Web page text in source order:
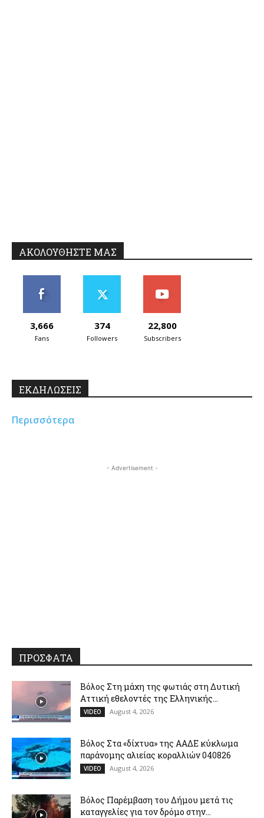
ΑΚΟΛΟΥΘΗΣΤΕ ΜΑΣ
3,666
Fans
374
Followers
22,800
Subscribers
ΕΚΔΗΛΩΣΕΙΣ
Περισσότερα
- Advertisement -
ΠΡΟΣΦΑΤΑ
Βόλος Στη μάχη της φωτιάς στη Δυτική
Αττική εθελοντές της Ελληνικής...
VIDEO August 4, 2026
Βόλος Στα «δίχτυα» της ΑΑΔΕ κύκλωμα
παράνομης αλιείας κοραλλιών 040826
VIDEO August 4, 2026
Βόλος Παρέμβαση του Δήμου μετά τις
καταγγελίες για τον δρόμο στην...